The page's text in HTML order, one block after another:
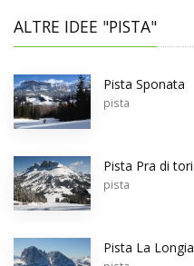
ALTRE IDEE "PISTA"
Pista Sponata
pista
Pista Pra di tori
pista
Pista La Longia